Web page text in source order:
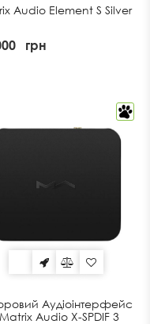
Audio Element S Silver
грн
Аудіоінтерфейс
Matrix Audio X-SPDIF 3